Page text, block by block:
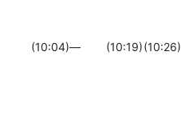
(10:04)― (10:19)(10:26)